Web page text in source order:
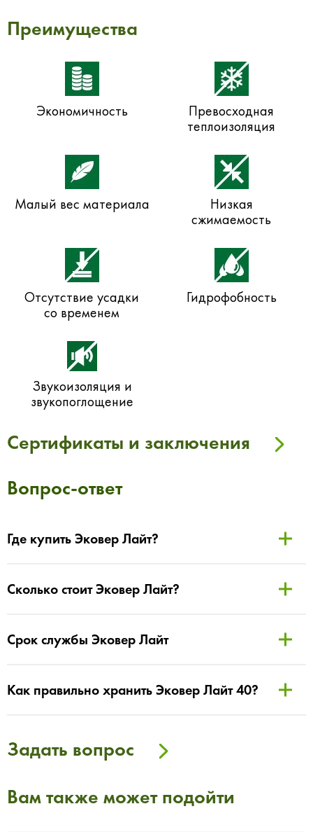
Преимущества
Экономичность
Превосходная
теплоизоляция
Малый вес материала
Низкая
сжимаемость
Отсутствие усадки
со временем
Гидрофобность
Звукоизоляция и
звукопоглощение
Сертификаты и заключения
Вопрос-ответ
Где купить Эковер Лайт?
Сколько стоит Эковер Лайт?
Срок службы Эковер Лайт
Как правильно хранить Эковер Лайт 40?
Задать вопрос
Вам также может подойти